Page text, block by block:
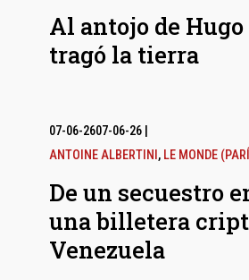
Al antojo de
tragó la tierra
07-06-2607-06-26|
ANTOINE ALBERTINI , LE MONDE
De un secuestro
una billetera
Venezuela